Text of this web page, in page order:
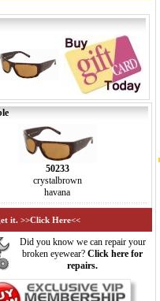
50233
crystalbrown
havana
it. >>Click Here<<
Did you know we can repair your
broken eyewear? Click here for
repairs.